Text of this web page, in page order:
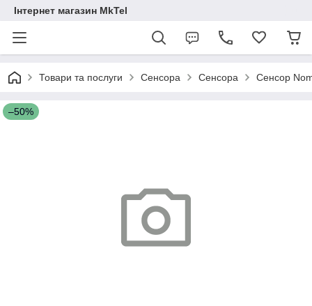
Інтернет магазин MkTel
Товари та послуги Сенсора Сенсора Сенсор
–50%